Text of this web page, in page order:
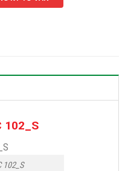
102_S
102_S